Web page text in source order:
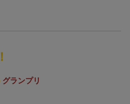
グランプリ